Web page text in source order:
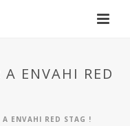
A ENVAHI RED
ENVAHI RED STAG !